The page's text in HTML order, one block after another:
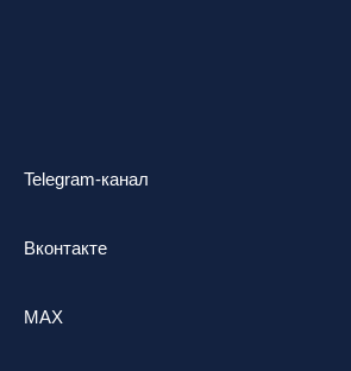
Telegram-канал
Вконтакте
MAX